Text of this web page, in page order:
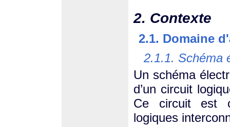
2. Contexte
2.1. Domaine
2.1.1. Schéma
Un schéma
d’un circuit
Ce circuit est
logiques